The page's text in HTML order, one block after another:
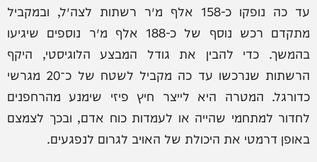
עד כה נופקו כ-158 אלף מ״ר רשתות לצה״ל, ובמקביל
מתקדם רכש נוסף של כ-188 אלף מ״ר נוספים שיגיעו
בהמשך. כדי להבין את גודל המבצע הלוגיסטי, היקף
הרשתות שנרכשו עד כה מקביל לשטח של כ־20 מגרשי
כדורגל. המטרה היא לייצר חיץ פיזי שימנע מהרחפנים
לחדור למתחמי שהייה או לעמדות כוח אדם, ובכך לצמצם
באופן דרמטי את היכולת של האויב לגרום לנפגעים.